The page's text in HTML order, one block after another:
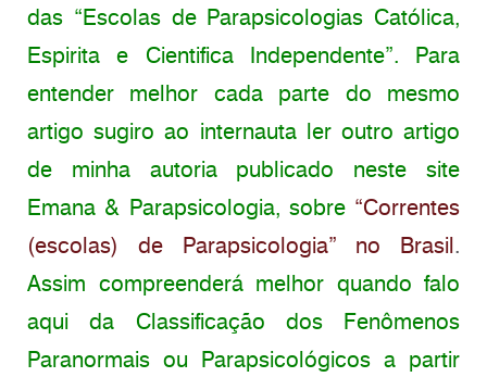
das “Escolas de Parapsicologias Católica,
Espirita e Cientifica Independente”. Para
entender melhor cada parte do mesmo
artigo sugiro ao internauta ler outro artigo
de minha autoria publicado neste site
Emana & Parapsicologia, sobre “Correntes
(escolas) de Parapsicologia” no Brasil.
Assim compreenderá melhor quando falo
aqui da Classificação dos Fenômenos
Paranormais ou Parapsicológicos a partir